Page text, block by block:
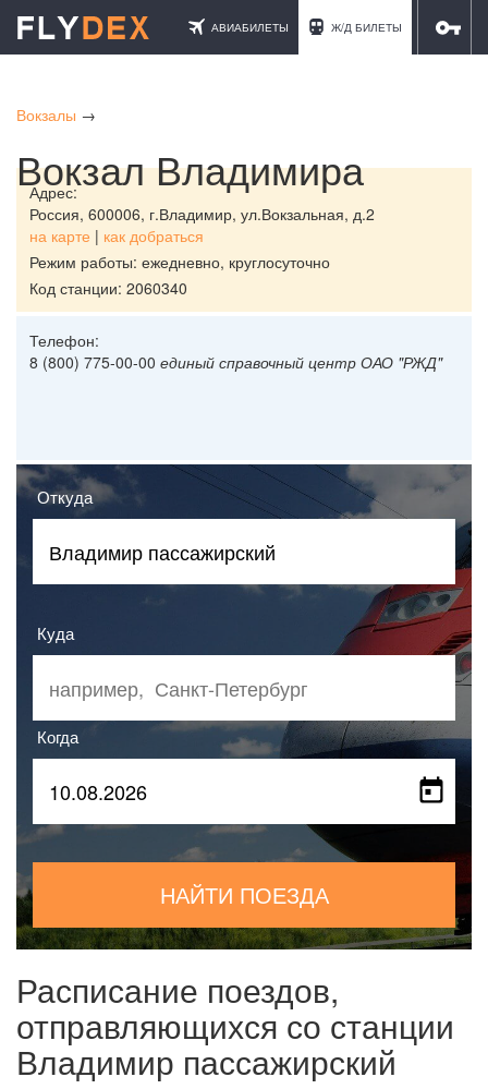
АВИАБИЛЕТЫ Ж/Д БИЛЕТЫ ОТЕЛИ
Вокзалы →
Вокзал Владимира
Адрес:
Россия, 600006, г.Владимир, ул.Вокзальная, д.2
на карте | как добраться
Режим работы: ежедневно, круглосуточно
Код станции: 2060340
Телефон:
8 (800) 775-00-00 единый справочный центр ОАО "РЖД"
Откуда
Куда
Когда
НАЙТИ ПОЕЗДА
Расписание поездов,
отправляющихся со станции
Владимир пассажирский